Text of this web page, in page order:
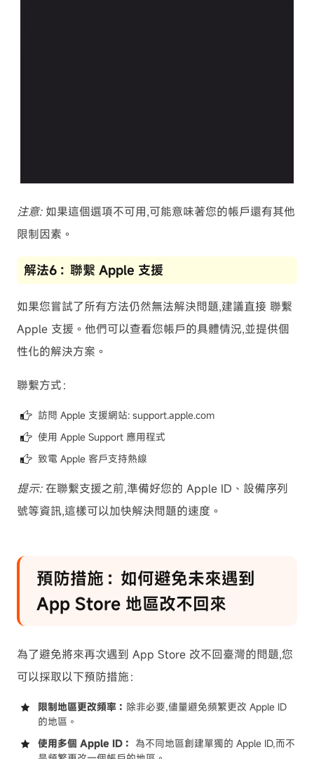
注意:如果這個選項不可用,可能意味著您的帳戶還有其他
限制因素。
解法6：聯繫 Apple 支援
如果您嘗試了所有方法仍然無法解決問題,建議直接 聯繫
Apple 支援 。他們可以查看您帳戶的具體情況,並提供個
性化的解決方案。
聯繫方式：
訪問 Apple 支援網站: support.apple.com
使用 Apple Support 應用程式
致電 Apple 客戶支持熱線
提示:在聯繫支援之前,準備好您的 Apple ID、設備序列
號等資訊,這樣可以加快解決問題的速度。
預防措施：如何避免未來遇到
App Store 地區改不回來
為了避免將來再次遇到 App Store 改不回臺灣的問題,您
可以採取以下預防措施：
限制地區更改頻率： 除非必要,儘量避免頻繁更改 Apple ID
的地區。
使用多個 Apple ID： 為不同地區創建單獨的 Apple ID,而不